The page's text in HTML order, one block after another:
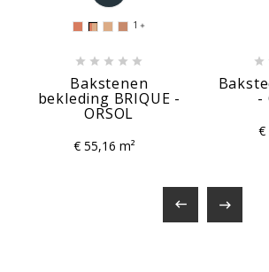
1 
    
Bakstenen
bekleding BRIQUE -
ORSOL
€ 55,16 m²

-
€
 